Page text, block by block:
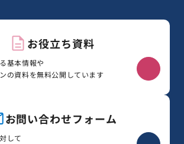
お役立ち資料
基本情報や
の資料を無料公開しています
お問い合わせフォーム
して